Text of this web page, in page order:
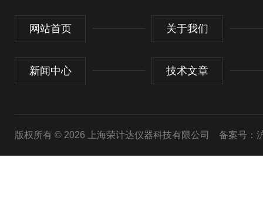
网站首页 关于我们
新闻中心 技术文章
版权所有 © 2026 上海荣计达仪器科技有限公司 备案号：